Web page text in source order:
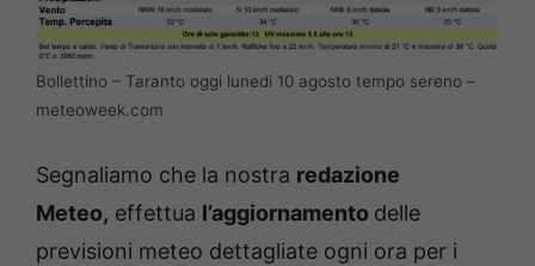
Bollettino – Taranto oggi lunedi 10 agosto tempo sereno –
meteoweek.com
Segnaliamo che la nostra redazione
Meteo, effettua l’aggiornamento delle
previsioni meteo dettagliate ogni ora per i